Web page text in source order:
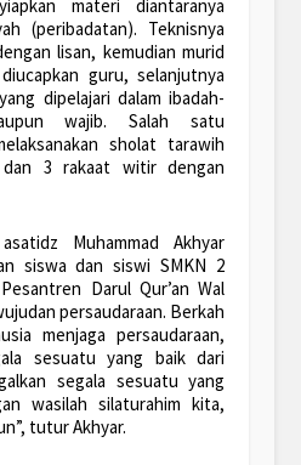
materi diantaranya
(peribadatan). Teknisnya
lisan, kemudian murid
guru, selanjutnya
dipelajari dalam ibadah-
wajib. Salah satu
sholat tarawih
3 rakaat witir dengan
Muhammad Akhyar
siswa dan siswi SMKN 2
Darul Qur’an Wal
persaudaraan. Berkah
menjaga persaudaraan,
sesuatu yang baik dari
segala sesuatu yang
wasilah silaturahim kita,
tutur Akhyar.